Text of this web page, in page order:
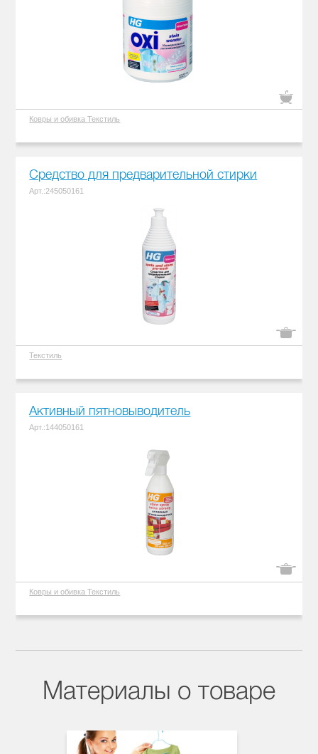
Ковры и обивкаТекстиль
Средство для предварительной стирки
Арт.:245050161
Текстиль
Активный пятновыводитель
Арт.:144050161
Ковры и обивкаТекстиль
Материалы о товаре